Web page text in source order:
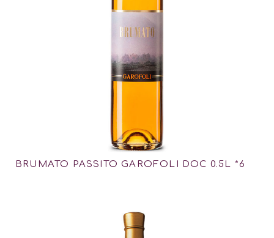
BRUMATO PASSITO GAROFOLI DOC 0.5L *6